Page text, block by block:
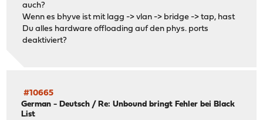
auch?
Wenn es bhyve ist mit lagg -> vlan -> bridge -> tap, hast
Du alles hardware offloading auf den phys. ports
deaktiviert?
#10665
German - Deutsch /Re: Unbound bringt Fehler bei Black
List